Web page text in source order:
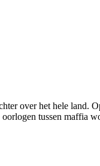
over het hele land.
tussen maffia